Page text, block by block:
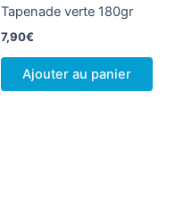
Tapenade verte 180gr
7,90€
Ajouter au panier